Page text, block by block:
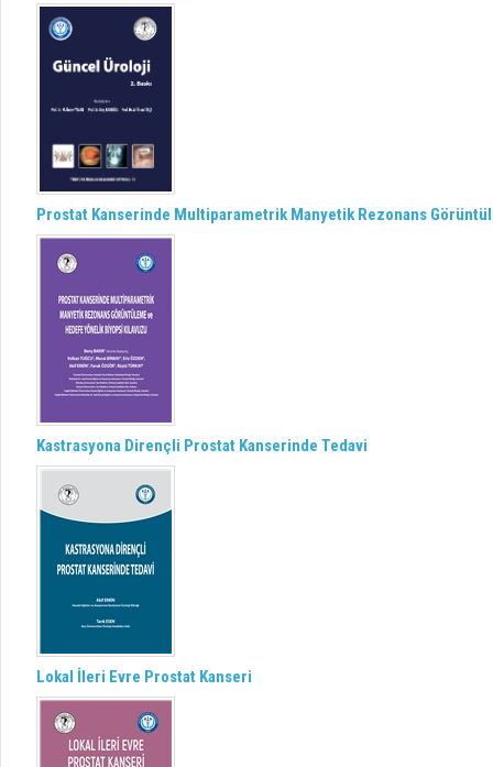
Prostat Kanserinde Multiparametrik Manyetik Rezonans
Kastrasyona Dirençli Prostat Kanserinde Tedavi
Lokal İleri Evre Prostat Kanseri